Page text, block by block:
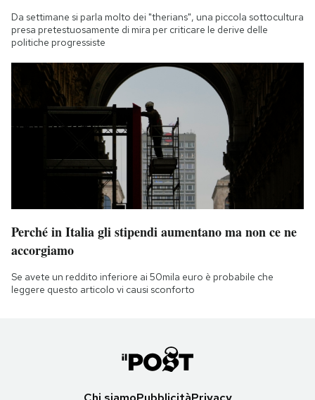
Da settimane si parla molto dei "therians", una piccola sottocultura
presa pretestuosamente di mira per criticare le derive delle
politiche progressiste
Perché in Italia gli stipendi aumentano ma non ce ne
accorgiamo
Se avete un reddito inferiore ai 50mila euro è probabile che
leggere questo articolo vi causi sconforto